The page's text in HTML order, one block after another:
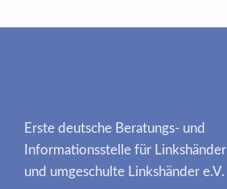
Erste deutsche Beratungs- und
Informationsstelle für Linkshänder
und umgeschulte Linkshänder e.V.